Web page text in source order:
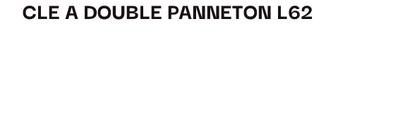
CLE A DOUBLE PANNETON L62